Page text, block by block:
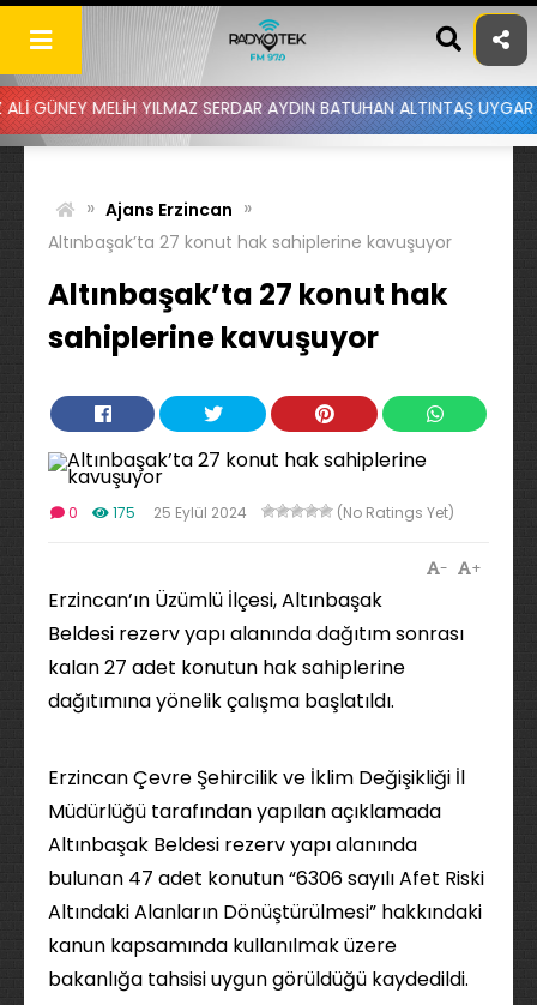
Skip
content
MELİH YILMAZ SERDAR AYDIN BATUHAN ALTINTAŞ UYGAR
» Ajans Erzincan »
Altınbaşak’ta 27 konut hak sahiplerine kavuşuyor
Altınbaşak’ta 27 konut hak
sahiplerine kavuşuyor
0 175 25 Eylül 2024 (No Ratings Yet)
+
-
Erzincan’ın Üzümlü İlçesi, Altınbaşak
Beldesi rezerv yapı alanında dağıtım sonrası
kalan 27 adet konutun hak sahiplerine
dağıtımına yönelik çalışma başlatıldı.
Erzincan Çevre Şehircilik ve İklim Değişikliği İl
Müdürlüğü tarafından yapılan açıklamada
Altınbaşak Beldesi rezerv yapı alanında
bulunan 47 adet konutun “6306 sayılı Afet Riski
Altındaki Alanların Dönüştürülmesi” hakkındaki
kanun kapsamında kullanılmak üzere
bakanlığa tahsisi uygun görüldüğü kaydedildi.